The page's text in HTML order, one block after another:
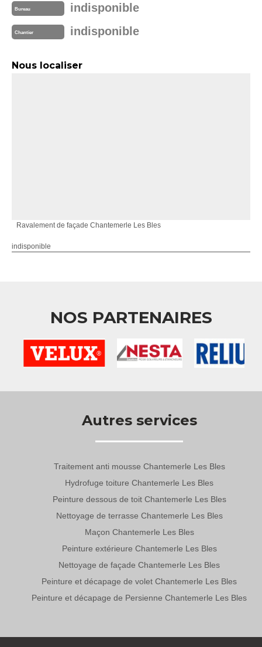
Bureau indisponible
Chantier indisponible
Nous localiser
Ravalement de façade Chantemerle Les Bles
indisponible
NOS PARTENAIRES
Autres services
Traitement anti mousse Chantemerle Les Bles
Hydrofuge toiture Chantemerle Les Bles
Peinture dessous de toit Chantemerle Les Bles
Nettoyage de terrasse Chantemerle Les Bles
Maçon Chantemerle Les Bles
Peinture extérieure Chantemerle Les Bles
Nettoyage de façade Chantemerle Les Bles
Peinture et décapage de volet Chantemerle Les Bles
Peinture et décapage de Persienne Chantemerle Les Bles